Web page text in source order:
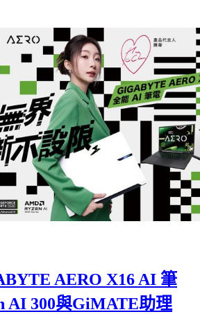
AERO X16 AI 筆
AI 300與GiMATE助理